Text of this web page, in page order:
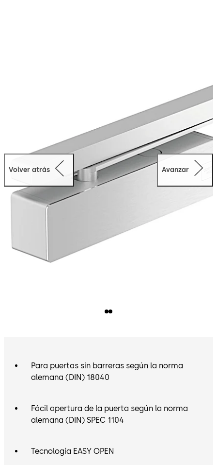
Volver atrás Avanzar
Para puertas sin barreras según la norma
alemana (DIN) 18040
Fácil apertura de la puerta según la norma
alemana (DIN) SPEC 1104
Tecnología EASY OPEN